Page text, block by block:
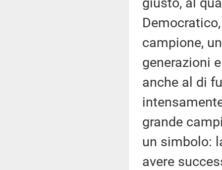
campione,
generazioni
anche al di
grande
un simbolo:
avere